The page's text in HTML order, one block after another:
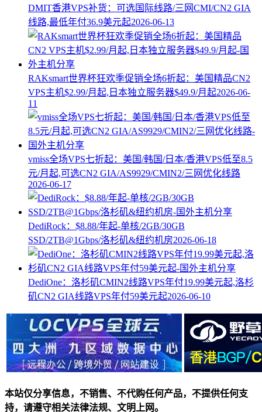
DMIT香港VPS补货：可选国际线路/三网CMI/CN2 GIA
线路,最低年付36.9美元起2026-06-13
RAKsmart世界杯狂欢季促销全场6折起：美国精品CN2
VPS主机$2.99/月起,日本独立服务器$49.9/月起2026-06-
11
vmiss全场VPS七折起：美国/韩国/日本/香港VPS低至8.5
元/月起,可选CN2 GIA/AS9929/CMIN2/三网优化线路
2026-06-17
DediRock：$8.88/年起-单核/2GB/30GB
SSD/2TB@1Gbps/洛杉矶&纽约机房2026-06-18
DediOne：洛杉矶CMIN2线路VPS年付19.99美元起,洛杉
矶CN2 GIA线路VPS年付59美元起2026-06-10
本站仅分享信息，不销售、不代购任何产品，不提供任何支
持，请遵守相关法律法规、文明上网。